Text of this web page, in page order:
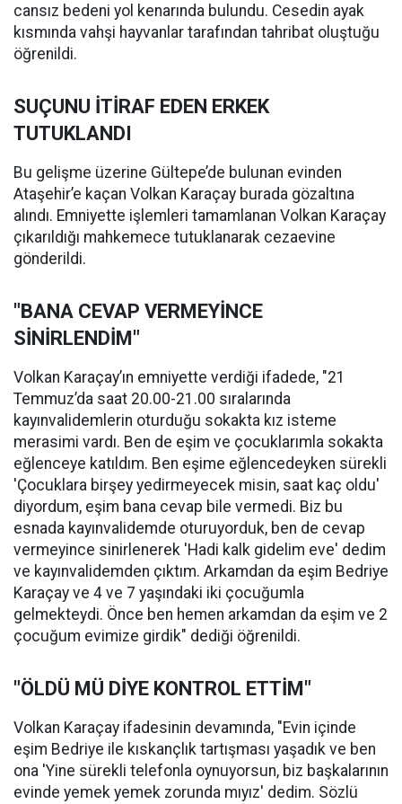
cansız bedeni yol kenarında bulundu. Cesedin ayak
kısmında vahşi hayvanlar tarafından tahribat oluştuğu
öğrenildi.
SUÇUNU İTİRAF EDEN ERKEK
TUTUKLANDI
Bu gelişme üzerine Gültepe’de bulunan evinden
Ataşehir’e kaçan Volkan Karaçay burada gözaltına
alındı. Emniyette işlemleri tamamlanan Volkan Karaçay
çıkarıldığı mahkemece tutuklanarak cezaevine
gönderildi.
"BANA CEVAP VERMEYİNCE
SİNİRLENDİM"
Volkan Karaçay’ın emniyette verdiği ifadede, "21
Temmuz’da saat 20.00-21.00 sıralarında
kayınvalidemlerin oturduğu sokakta kız isteme
merasimi vardı. Ben de eşim ve çocuklarımla sokakta
eğlenceye katıldım. Ben eşime eğlencedeyken sürekli
'Çocuklara birşey yedirmeyecek misin, saat kaç oldu'
diyordum, eşim bana cevap bile vermedi. Biz bu
esnada kayınvalidemde oturuyorduk, ben de cevap
vermeyince sinirlenerek 'Hadi kalk gidelim eve' dedim
ve kayınvalidemden çıktım. Arkamdan da eşim Bedriye
Karaçay ve 4 ve 7 yaşındaki iki çocuğumla
gelmekteydi. Önce ben hemen arkamdan da eşim ve 2
çocuğum evimize girdik" dediği öğrenildi.
"ÖLDÜ MÜ DİYE KONTROL ETTİM"
Volkan Karaçay ifadesinin devamında, "Evin içinde
eşim Bedriye ile kıskançlık tartışması yaşadık ve ben
ona 'Yine sürekli telefonla oynuyorsun, biz başkalarının
evinde yemek yemek zorunda mıyız' dedim. Sözlü